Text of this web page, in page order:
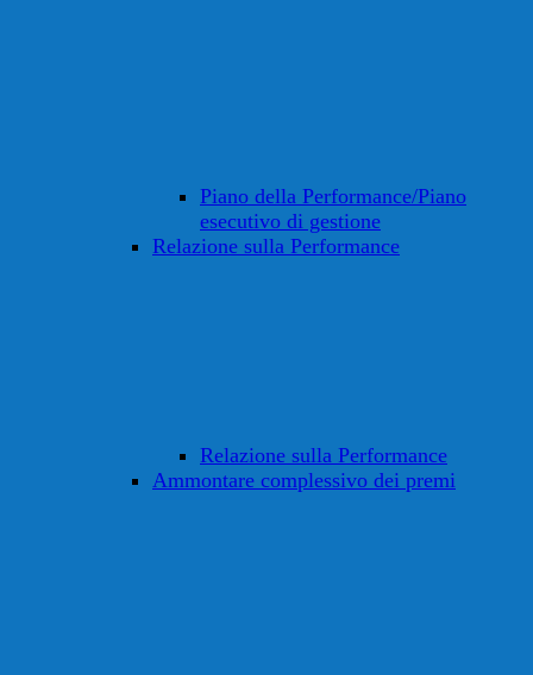
Piano della Performance/Piano
esecutivo di gestione
Relazione sulla Performance
Relazione sulla Performance
Ammontare complessivo dei premi